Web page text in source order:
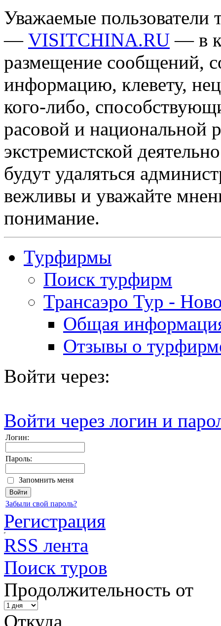
Уважаемые пользователи
— VISITCHINA.RU — в
размещение сообщений,
информацию, клевету,
кого-либо,
расовой и национальной
экстремистской
будут удаляться
вежливы и уважайте
понимание.
Турфирмы
Поиск турфирм
Трансаэро Тур -
Общая
Отзывы о
Войти через:
Войти через логин и
Логин:
Пароль:
Запомнить меня
Забыли свой пароль?
Регистрация
RSS лента
Поиск туров
Продолжительность от
Откуда